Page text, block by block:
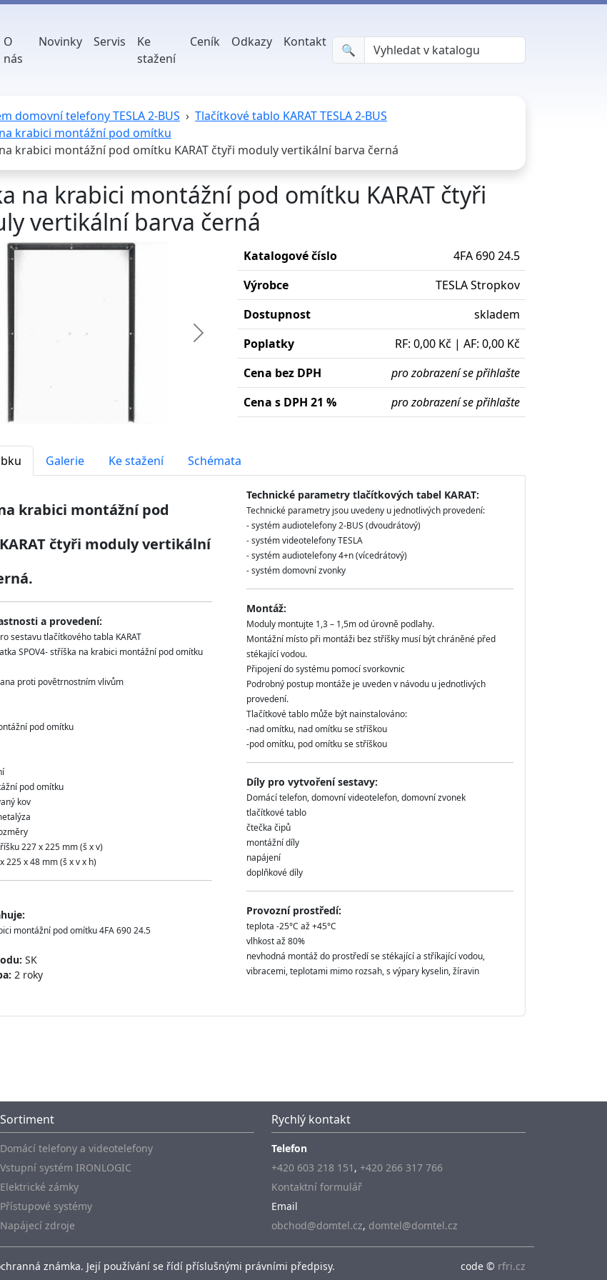
O
nás
Novinky Servis
Ke
stažení
Ceník Odkazy Kontakt
🔍︎
domovní telefony TESLA 2-BUS
Tlačítkové tablo KARAT TESLA 2-BUS
krabici montážní pod omítku
krabici montážní pod omítku KARAT čtyři moduly vertikální barva černá
na krabici montážní pod omítku KARAT čtyři
vertikální barva černá
Další
Katalogové číslo
4FA 690 24.5
Výrobce
TESLA Stropkov
Dostupnost
skladem
Poplatky
RF: 0,00 Kč | AF: 0,00 Kč
Cena bez DPH
pro zobrazení se přihlašte
Cena s DPH 21 %
pro zobrazení se přihlašte
Galerie Ke stažení Schémata
krabici montážní pod
čtyři moduly vertikální
a provedení:
sestavu tlačítkového tabla KARAT
SPOV4- stříška na krabici montážní pod omítku
proti povětrnostním vlivům
pod omítku
pod omítku
kov
227 x 225 mm (š x v)
225 x 48 mm (š x v x h)
montážní pod omítku 4FA 690 24.5
SK
2 roky
Technické parametry tlačítkových tabel KARAT:
Technické parametry jsou uvedeny u jednotlivých provedení:
- systém audiotelefony 2-BUS (dvoudrátový)
- systém videotelefony TESLA
- systém audiotelefony 4+n (vícedrátový)
- systém domovní zvonky
Montáž:
Moduly montujte 1,3 – 1,5m od úrovně podlahy.
Montážní místo při montáži bez stříšky musí být chráněné před
stékající vodou.
Připojení do systému pomocí svorkovnic
Podrobný postup montáže je uveden v návodu u jednotlivých
provedení.
Tlačítkové tablo může být nainstalováno:
-nad omítku, nad omítku se stříškou
-pod omítku, pod omítku se stříškou
Díly pro vytvoření sestavy:
Domácí telefon, domovní videotelefon, domovní zvonek
tlačítkové tablo
čtečka čipů
montážní díly
napájení
doplňkové díly
Provozní prostředí:
teplota -25°C až +45°C
vlhkost až 80%
nevhodná montáž do prostředí se stékající a stříkající vodou,
vibracemi, teplotami mimo rozsah, s výpary kyselin, žíravin
Sortiment
Domácí telefony a videotelefony
Vstupní systém IRONLOGIC
Elektrické zámky
Přístupové systémy
Napájecí zdroje
Rychlý kontakt
Telefon
+420 603 218 151 , +420 266 317 766
Kontaktní formulář
Email
obchod@domtel.cz, domtel@domtel.cz
známka. Její používání se řídí příslušnými právními předpisy. code © rfri.cz